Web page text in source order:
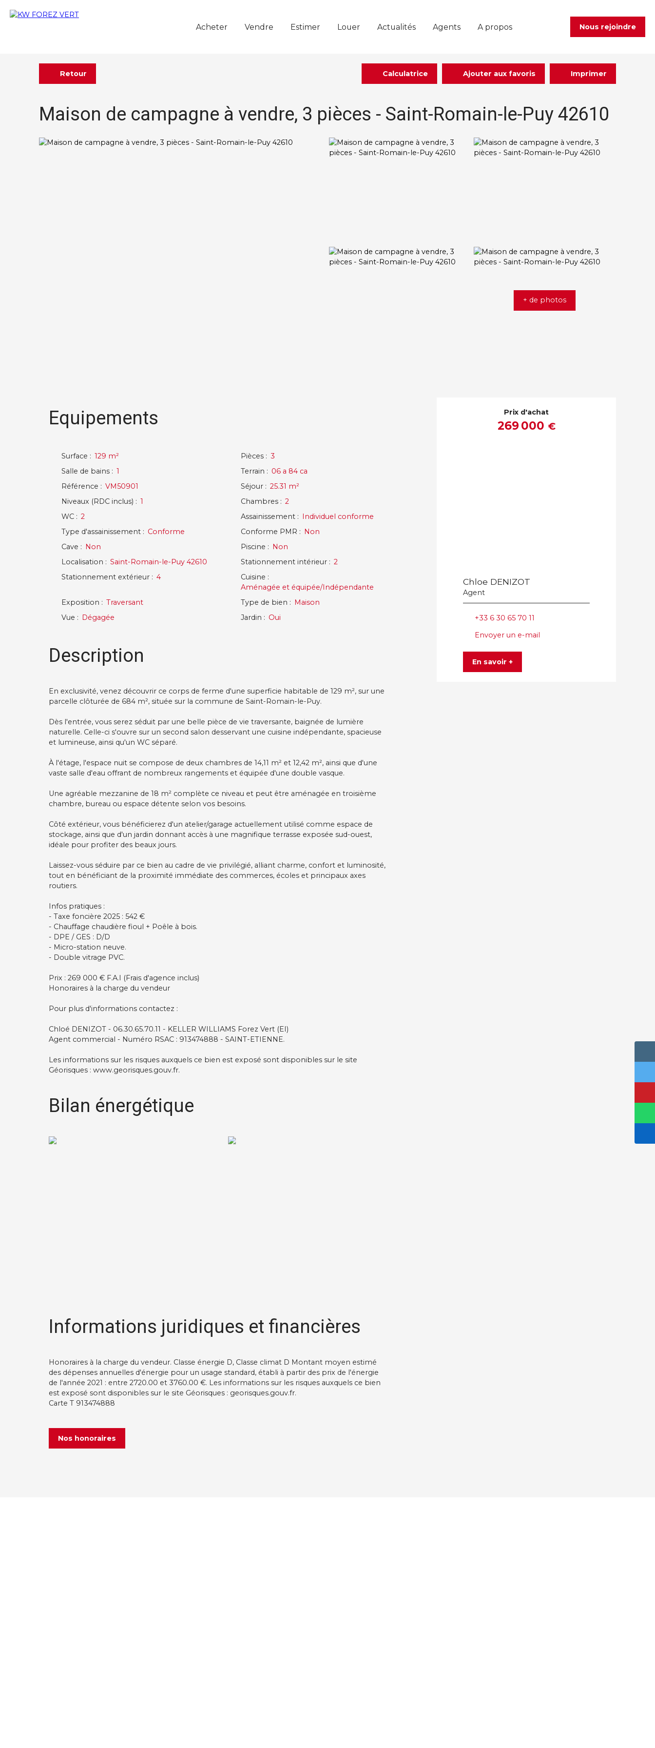
Acheter Vendre Estimer Louer Actualités Agents A propos Nous rejoindre
Retour Calculatrice Ajouter aux favoris Imprimer
Maison de campagne à vendre, 3 pièces - Saint-Romain-le-Puy 42610
+ de photos
Equipements
Surface : 129 m² Pièces : 3
Salle de bains : 1 Terrain : 06 a 84 ca
Référence : VM50901 Séjour : 25.31 m²
Niveaux (RDC inclus) : 1 Chambres : 2
WC : 2 Assainissement :
Individuel conforme
Type d'assainissement : Conforme Conforme PMR :
Non
Cave : Non Piscine :
Non
Localisation : Saint-Romain-le-Puy 42610 Stationnement intérieur : 2
Stationnement extérieur : 4 Cuisine :
Aménagée et équipée/Indépendante
Exposition : Traversant Type de bien :
Maison
Vue : Dégagée Jardin : Oui
Description
En exclusivité, venez découvrir ce corps de ferme d'une superficie habitable de 129 m², sur une
parcelle clôturée de 684 m², située sur la commune de Saint-Romain-le-Puy.
Dès l'entrée, vous serez séduit par une belle pièce de vie traversante, baignée de lumière
naturelle. Celle-ci s'ouvre sur un second salon desservant une cuisine indépendante, spacieuse
et lumineuse, ainsi qu'un WC séparé.
À l'étage, l'espace nuit se compose de deux chambres de 14,11 m² et 12,42 m², ainsi que d'une
vaste salle d'eau offrant de nombreux rangements et équipée d'une double vasque.
Une agréable mezzanine de 18 m² complète ce niveau et peut être aménagée en troisième
chambre, bureau ou espace détente selon vos besoins.
Côté extérieur, vous bénéficierez d'un atelier/garage actuellement utilisé comme espace de
stockage, ainsi que d'un jardin donnant accès à une magnifique terrasse exposée sud-ouest,
idéale pour profiter des beaux jours.
Laissez-vous séduire par ce bien au cadre de vie privilégié, alliant charme, confort et luminosité,
tout en bénéficiant de la proximité immédiate des commerces, écoles et principaux axes
routiers.
Infos pratiques :
- Taxe foncière 2025 : 542 €
- Chauffage chaudière fioul + Poêle à bois.
- DPE / GES : D/D
- Micro-station neuve.
- Double vitrage PVC.
Prix : 269 000 € F.A.I (Frais d'agence inclus)
Honoraires à la charge du vendeur
Pour plus d'informations contactez :
Chloé DENIZOT - 06.30.65.70.11 - KELLER WILLIAMS Forez Vert (EI)
Agent commercial - Numéro RSAC : 913474888 - SAINT-ETIENNE.
Les informations sur les risques auxquels ce bien est exposé sont disponibles sur le site
Géorisques : www.georisques.gouv.fr.
Bilan énergétique
Informations juridiques et financières
Honoraires à la charge du vendeur. Classe énergie D, Classe climat D Montant moyen estimé
des dépenses annuelles d'énergie pour un usage standard, établi à partir des prix de l'énergie
de l'année 2021 : entre 2720.00 et 3760.00 €. Les informations sur les risques auxquels ce bien
est exposé sont disponibles sur le site Géorisques : georisques.gouv.fr.
Carte T 913474888
Nos honoraires
Prix d'achat
269 000 €
Chloe DENIZOT
Agent
+33 6 30 65 70 11
Envoyer un e-mail
En savoir +